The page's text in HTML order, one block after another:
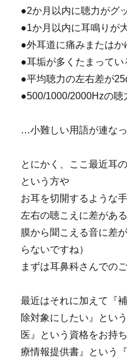
●2か月以内に聴力がグ
●1か月以内に耳鳴りが
●外耳道に痛みまたはか
●耳垢が多くたまってい
●平均聴力の左右差が
●500/1000/2000Hzの聴
…小難しい用語が連な
とにかく、ここ最近耳
という方や
お耳を切開するような
左右の聴こえに差があ
膜から聞こえる音に差
らないですね）
まずは耳鼻科さんでの
最近はそれに加えて『
除対象にしたい』とい
医』という資格をお持
療情報提供書』という